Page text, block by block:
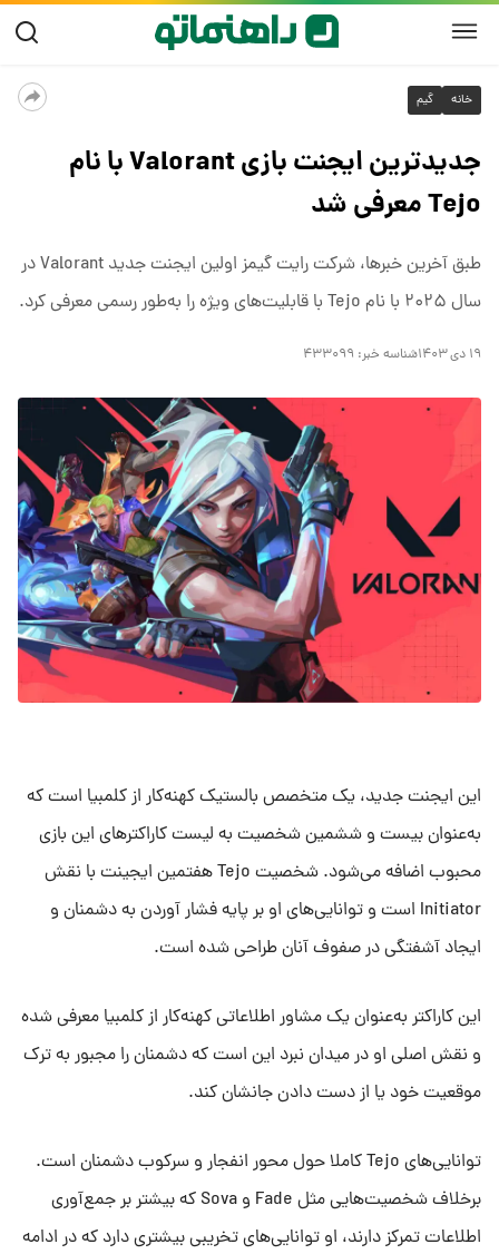
خانه گیم
جدیدترین ایجنت بازی Valorant با نام
Tejo معرفی شد
طبق آخرین خبرها، شرکت رایت گیمز اولین ایجنت جدید Valorant در
سال ۲۰۲۵ با نام Tejo با قابلیت‌های ویژه را به‌طور رسمی معرفی کرد.
۱۹ دی ۱۴۰۳ شناسه خبر: ۴۳۳۰۹۹
این ایجنت جدید، یک متخصص بالستیک کهنه‌کار از کلمبیا است که
به‌عنوان بیست و ششمین شخصیت به لیست کاراکترهای این بازی
محبوب اضافه می‌شود. شخصیت Tejo هفتمین ایجینت با نقش
Initiator است و توانایی‌های او بر پایه فشار آوردن به دشمنان و
ایجاد آشفتگی در صفوف آنان طراحی شده است.
این کاراکتر به‌عنوان یک مشاور اطلاعاتی کهنه‌کار از کلمبیا معرفی شده
و نقش اصلی او در میدان نبرد این است که دشمنان را مجبور به ترک
موقعیت خود یا از دست دادن جانشان کند.
توانایی‌های Tejo کاملا حول محور انفجار و سرکوب دشمنان است.
برخلاف شخصیت‌هایی مثل Fade و Sova که بیشتر بر جمع‌آوری
اطلاعات تمرکز دارند، او توانایی‌های تخریبی بیشتری دارد که در ادامه